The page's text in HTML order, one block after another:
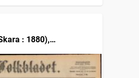
: 1880),
för alla samhällsklasser